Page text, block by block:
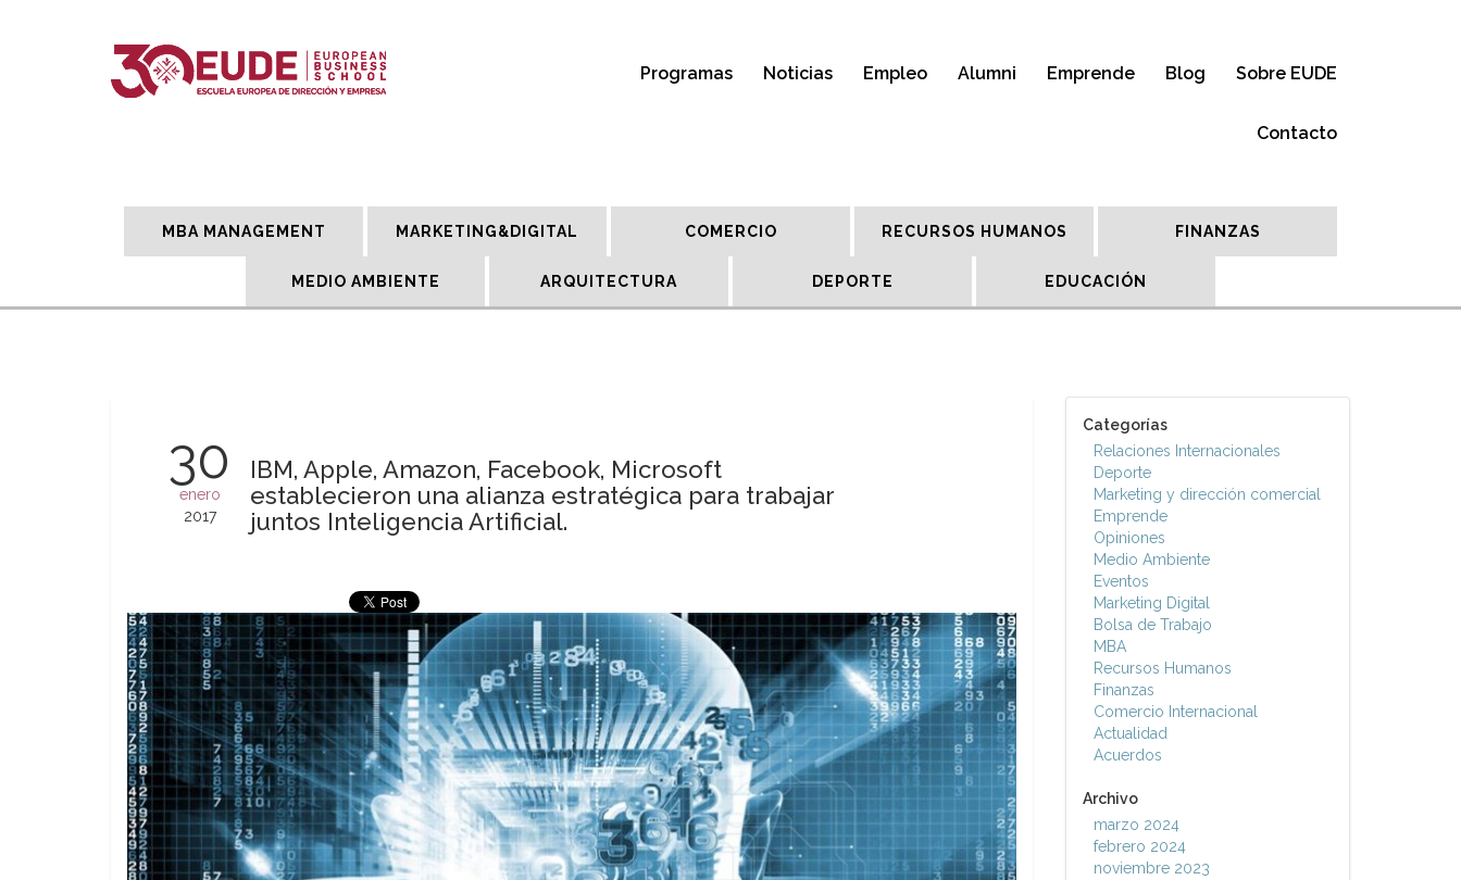
Programas Noticias Empleo Alumni Emprende Blog Sobre EUDE
Contacto
MBA MANAGEMENT MARKETING&DIGITAL COMERCIO RECURSOS HUMANOS FINANZAS
MEDIO AMBIENTE ARQUITECTURA DEPORTE EDUCACIÓN
30
enero
2017
IBM, Apple, Amazon, Facebook, Microsoft
establecieron una alianza estratégica para trabajar
juntos Inteligencia Artificial.
Categorías
Relaciones Internacionales
Deporte
Marketing y dirección comercial
Emprende
Opiniones
Medio Ambiente
Eventos
Marketing Digital
Bolsa de Trabajo
MBA
Recursos Humanos
Finanzas
Comercio Internacional
Actualidad
Acuerdos
Archivo
marzo 2024
febrero 2024
noviembre 2023